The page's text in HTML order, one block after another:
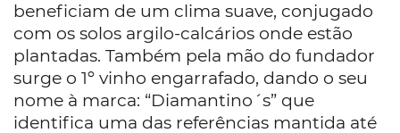
beneficiam de um clima suave, conjugado
com os solos argilo-calcários onde estão
plantadas. Também pela mão do fundador
surge o 1º vinho engarrafado, dando o seu
nome à marca: “Diamantino´s” que
identifica uma das referências mantida até